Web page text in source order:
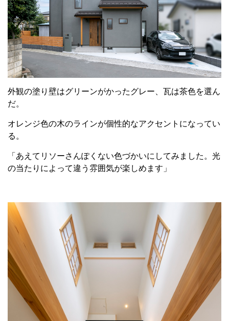
外観の塗り壁はグリーンがかったグレー、瓦は茶色を選ん
だ。
オレンジ色の木のラインが個性的なアクセントになってい
る。
「あえてリソーさんぽくない色づかいにしてみました。光
の当たりによって違う雰囲気が楽しめます」